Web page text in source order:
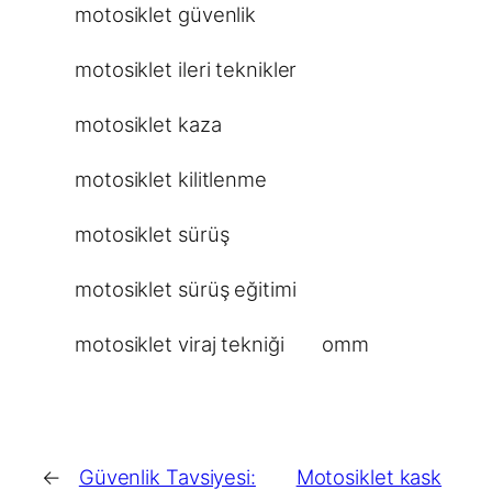
motosiklet güvenlik
motosiklet ileri teknikler
motosiklet kaza
motosiklet kilitlenme
motosiklet sürüş
motosiklet sürüş eğitimi
motosiklet viraj tekniği omm
← Güvenlik Tavsiyesi: Motosiklet kask